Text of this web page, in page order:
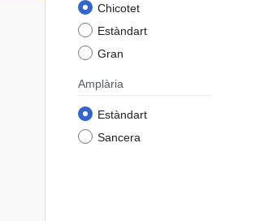
Chicotet
Estàndart
Gran
Amplària
Estàndart
Sancera